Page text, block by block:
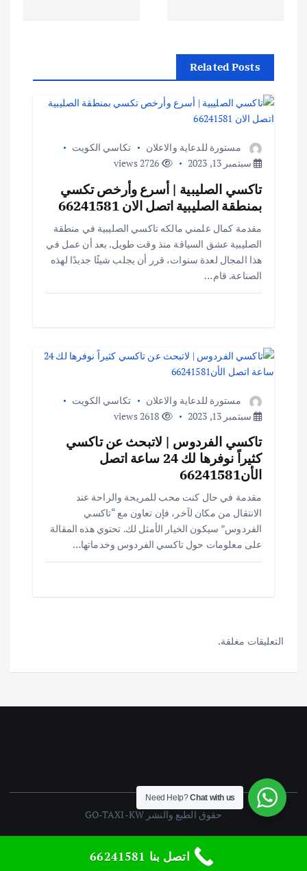
Related Posts
مستورة للدعاية والاعلان
تكاسي الكويت
سبتمبر 13, 2023
تاكسي الصليبية | أسرع وأرخص تكسي
بمنطقة الصليبية اتصل الان 66241581
مقدمة كمال علمني مالكه تاكسي الصليبية في منطقة
الصليبية عشق السياقة منذ وقت طويل. بعد أن عمل في
هذا المجال لعدة سنوات، قرر أن يجلب شيئًا جديدًا لهذه
الصناعة. قام…
مستورة للدعاية والاعلان
تكاسي الكويت
سبتمبر 13, 2023
تاكسي الفردوس | لاتبحث عن تاكسي
كثيراً نوفرها لك 24 ساعة اتصل
الأن66241581
مقدمة في حال كنت محب للمريحة والراحة عند
الانتقال من مكان لآخر، فإن تعاون مع “تاكسي
الفردوس” سيكون الخيار الأمثل لك. تحتوي هذه المقالة
على معلومات حول تاكسي الفردوس وخدماتها…
التعليقات مغلقة.
حقوق الطبع والنشر GO-TAXI-KW
Need Help?Chat with us
اتصل بنا 66241581